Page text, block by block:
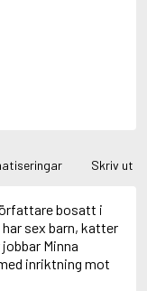
Skriv ut
bosatt i
sex barn, katter
Minna
inriktning mot